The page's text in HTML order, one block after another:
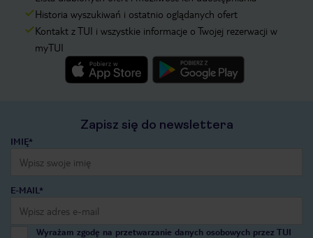
Historia wyszukiwań i ostatnio oglądanych ofert
Kontakt z TUI i wszystkie informacje o Twojej rezerwacji w
myTUI
Zapisz się do newslettera
IMIĘ*
E-MAIL*
Wyrażam zgodę na przetwarzanie danych osobowych przez TUI